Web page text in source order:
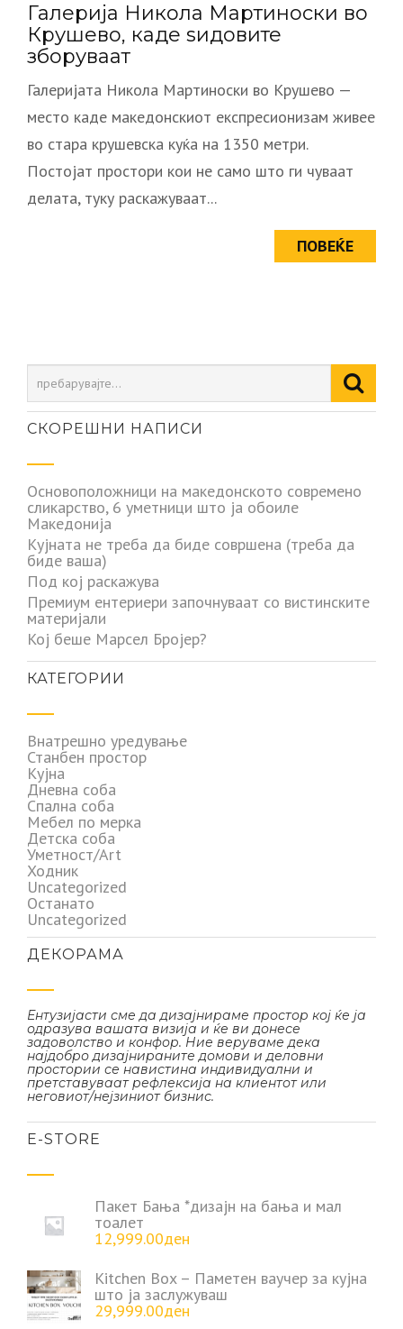
Галерија Никола Мартиноски во
Крушево, каде ѕидовите
зборуваат
Галеријата Никола Мартиноски во Крушево —
место каде македонскиот експресионизам живее
во стара крушевска куќа на 1350 метри.
Постојат простори кои не само што ги чуваат
делата, туку раскажуваат...
ПОВЕЌЕ
СКОРЕШНИ НАПИСИ
Основоположници на македонското современо
сликарство, 6 уметници што ја обоиле
Македонија
Кујната не треба да биде совршена (треба да
биде ваша)
Под кој раскажува
Премиум ентериери започнуваат со вистинските
материјали
Кој беше Марсел Бројер?
КАТЕГОРИИ
Внатрешно уредување
Станбен простор
Кујна
Дневна соба
Спална соба
Мебел по мерка
Детска соба
Уметност/Art
Ходник
Uncategorized
Останато
Uncategorized
ДЕКОРАМА
Ентузијасти сме да дизајнираме простор кој ќе ја
одразува вашата визија и ќе ви донесе
задоволство и конфор. Ние веруваме дека
најдобро дизајнираните домови и деловни
простории се навистина индивидуални и
претставуваат рефлексија на клиентот или
неговиот/нејзиниот бизнис.
Е-STORE
Пакет Бања *дизајн на бања и мал
тоалет
12,999.00ден
Kitchen Box – Паметен ваучер за кујна
што ја заслужуваш
29,999.00ден